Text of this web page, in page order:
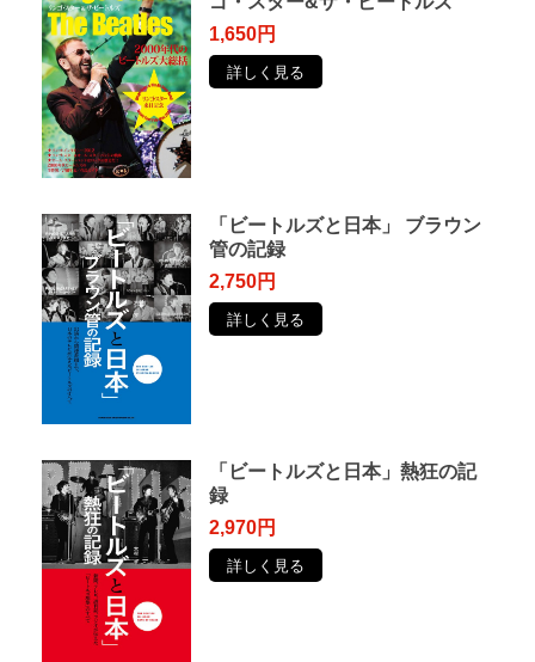
1,650円
詳しく見る
「ビートルズと日本」 ブラウン
管の記録
2,750円
詳しく見る
「ビートルズと日本」熱狂の記
録
2,970円
詳しく見る